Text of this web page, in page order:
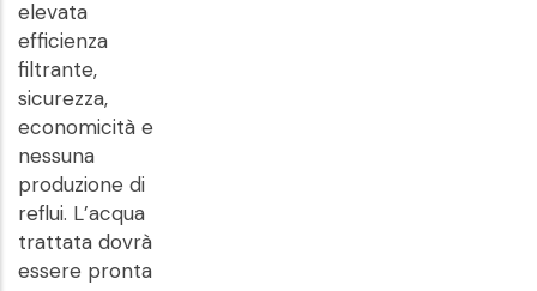
elevata
efficienza
filtrante,
sicurezza,
economicità e
nessuna
produzione di
reflui. L’acqua
trattata dovrà
essere pronta